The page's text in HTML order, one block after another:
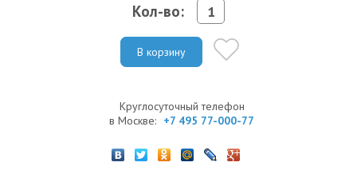
Кол-во:
В корзину
Круглосуточный телефон
в Москве: +7 495 77-000-77